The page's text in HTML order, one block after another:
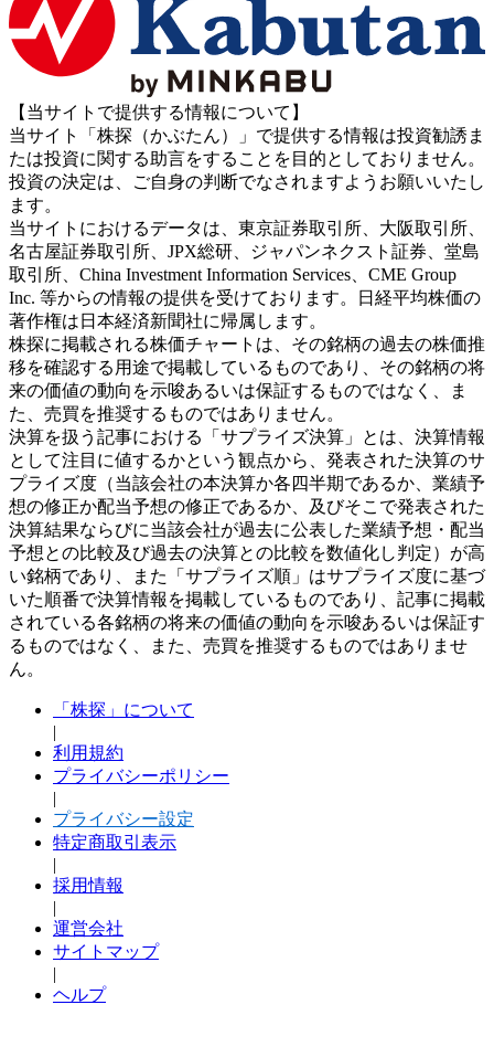
【当サイトで提供する情報について】
当サイト「株探（かぶたん）」で提供する情報は投資勧誘ま
たは投資に関する助言をすることを目的としておりません。
投資の決定は、ご自身の判断でなされますようお願いいたし
ます。
当サイトにおけるデータは、東京証券取引所、大阪取引所、
名古屋証券取引所、JPX総研、ジャパンネクスト証券、堂島
取引所、China Investment Information Services、CME Group
Inc. 等からの情報の提供を受けております。日経平均株価の
著作権は日本経済新聞社に帰属します。
株探に掲載される株価チャートは、その銘柄の過去の株価推
移を確認する用途で掲載しているものであり、その銘柄の将
来の価値の動向を示唆あるいは保証するものではなく、ま
た、売買を推奨するものではありません。
決算を扱う記事における「サプライズ決算」とは、決算情報
として注目に値するかという観点から、発表された決算のサ
プライズ度（当該会社の本決算か各四半期であるか、業績予
想の修正か配当予想の修正であるか、及びそこで発表された
決算結果ならびに当該会社が過去に公表した業績予想・配当
予想との比較及び過去の決算との比較を数値化し判定）が高
い銘柄であり、また「サプライズ順」はサプライズ度に基づ
いた順番で決算情報を掲載しているものであり、記事に掲載
されている各銘柄の将来の価値の動向を示唆あるいは保証す
るものではなく、また、売買を推奨するものではありませ
ん。
「株探」について
|
利用規約
プライバシーポリシー
|
プライバシー設定
特定商取引表示
|
採用情報
|
運営会社
サイトマップ
|
ヘルプ